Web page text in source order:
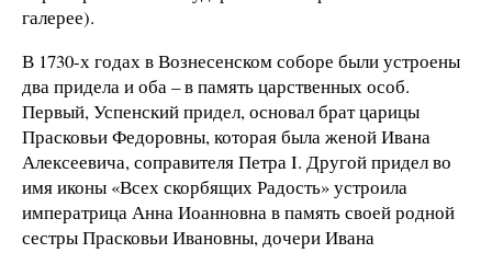
галерее).
В 1730-х годах в Вознесенском соборе были устроены
два придела и оба – в память царственных особ.
Первый, Успенский придел, основал брат царицы
Прасковьи Федоровны, которая была женой Ивана
Алексеевича, соправителя Петра I. Другой придел во
имя иконы «Всех скорбящих Радость» устроила
императрица Анна Иоанновна в память своей родной
сестры Прасковьи Ивановны, дочери Ивана